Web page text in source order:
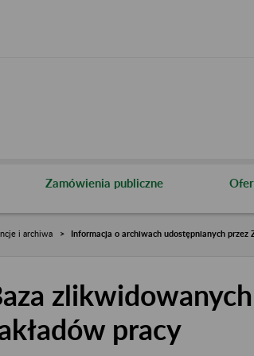
Zamówienia publiczne
i archiwa Informacja o archiwach udostępnianych przez
pracy